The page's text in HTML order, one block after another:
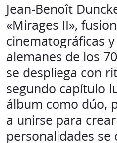
Jean-Benoît
«Mirages II»,
cinematográficas
alemanes de los
se despliega con
segundo capítulo
álbum como dúo,
a unirse para
personalidades